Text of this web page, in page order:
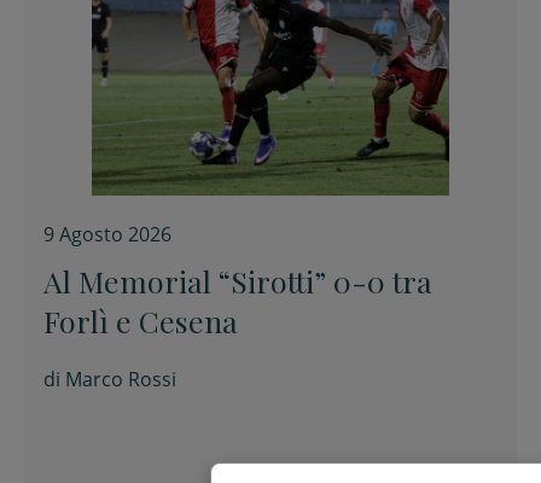
9 Agosto 2026
Al Memorial “Sirotti” 0-0 tra
Forlì e Cesena
di Marco Rossi